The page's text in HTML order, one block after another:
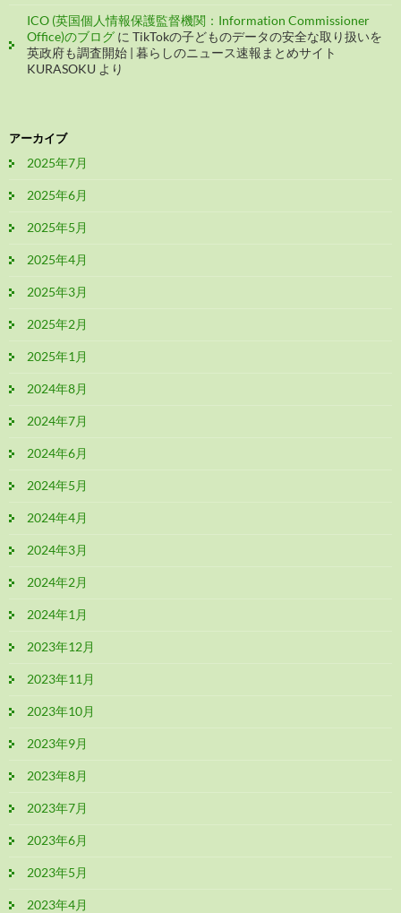
ICO (英国個人情報保護監督機関：Information Commissioner
Office)のブログ に TikTokの子どものデータの安全な取り扱いを
英政府も調査開始 | 暮らしのニュース速報まとめサイト
KURASOKU より
アーカイブ
2025年7月
2025年6月
2025年5月
2025年4月
2025年3月
2025年2月
2025年1月
2024年8月
2024年7月
2024年6月
2024年5月
2024年4月
2024年3月
2024年2月
2024年1月
2023年12月
2023年11月
2023年10月
2023年9月
2023年8月
2023年7月
2023年6月
2023年5月
2023年4月